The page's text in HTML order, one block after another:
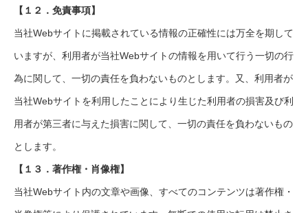
【１２．免責事項】
当社Webサイトに掲載されている情報の正確性には万全を期して
いますが、利用者が当社Webサイトの情報を用いて行う一切の行
為に関して、一切の責任を負わないものとします。又、利用者が
当社Webサイトを利用したことにより生じた利用者の損害及び利
用者が第三者に与えた損害に関して、一切の責任を負わないもの
とします。
【１３．著作権・肖像権】
当社Webサイト内の文章や画像、すべてのコンテンツは著作権・